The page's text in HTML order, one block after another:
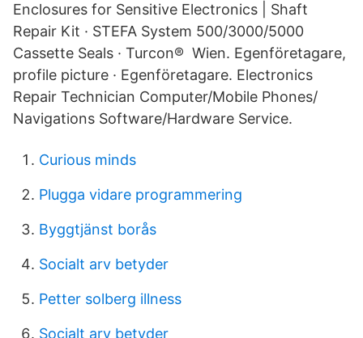
Enclosures for Sensitive Electronics | Shaft
Repair Kit · STEFA System 500/3000/5000
Cassette Seals · Turcon® Wien. Egenföretagare,
profile picture · Egenföretagare. Electronics
Repair Technician Computer/Mobile Phones/
Navigations Software/Hardware Service.
Curious minds
Plugga vidare programmering
Byggtjänst borås
Socialt arv betyder
Petter solberg illness
Socialt arv betyder